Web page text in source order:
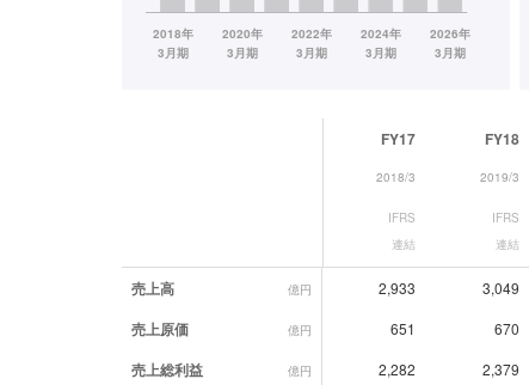
業績データ一覧
FY17 FY18
2018/3 2019/3
IFRS
連結
IFRS
連結
売上高 億円 2,933 3,049
売上原価 億円 651 670
売上総利益 億円 2,282 2,379